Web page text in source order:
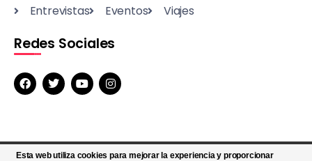
Entrevistas
Eventos Viajes
Redes Sociales
Esta web utiliza cookies para mejorar la experiencia y proporcionar